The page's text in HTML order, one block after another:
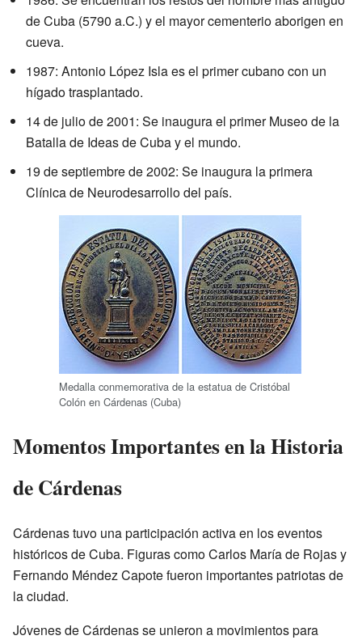
de Cuba (5790 a.C.) y el mayor cementerio aborigen en
cueva.
1987: Antonio López Isla es el primer cubano con un
hígado trasplantado.
14 de julio de 2001: Se inaugura el primer Museo de la
Batalla de Ideas de Cuba y el mundo.
19 de septiembre de 2002: Se inaugura la primera
Clínica de Neurodesarrollo del país.
Medalla conmemorativa de la estatua de Cristóbal
Colón en Cárdenas (Cuba)
Momentos Importantes en la Historia
de Cárdenas
Cárdenas tuvo una participación activa en los eventos
históricos de Cuba. Figuras como Carlos María de Rojas y
Fernando Méndez Capote fueron importantes patriotas de
la ciudad.
Jóvenes de Cárdenas se unieron a movimientos para